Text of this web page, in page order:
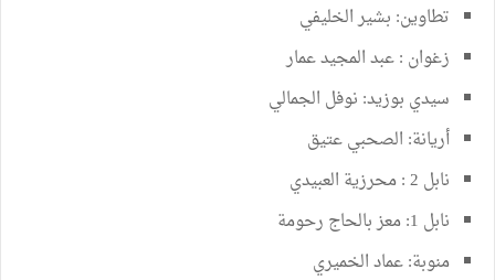
تطاوين: بشير الخليفي
زغوان : عبد المجيد عمار
سيدي بوزيد: نوفل الجمالي
أريانة: الصحبي عتيق
نابل 2 : محرزية العبيدي
نابل 1: معز بالحاج رحومة
منوبة: عماد الخميري